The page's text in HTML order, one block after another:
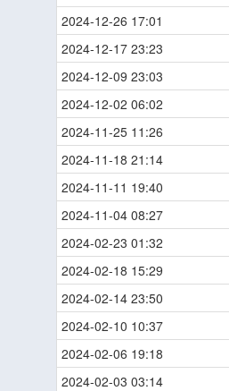
2024-12-26 17:01
2024-12-17 23:23
2024-12-09 23:03
2024-12-02 06:02
2024-11-25 11:26
2024-11-18 21:14
2024-11-11 19:40
2024-11-04 08:27
2024-02-23 01:32
2024-02-18 15:29
2024-02-14 23:50
2024-02-10 10:37
2024-02-06 19:18
2024-02-03 03:14